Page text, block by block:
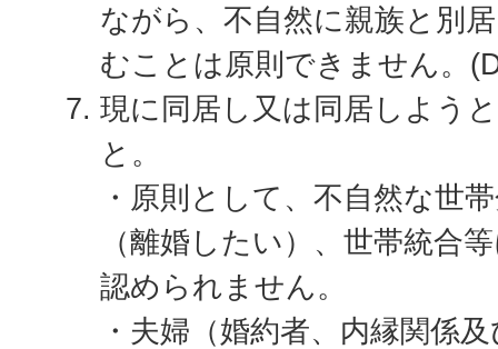
ながら、不自然に親族と別
むことは原則できません。
現に同居し又は同居しよう
と。
・原則として、不自然な世
（離婚したい）、世帯統合
認められません。
・夫婦（婚約者、内縁関係